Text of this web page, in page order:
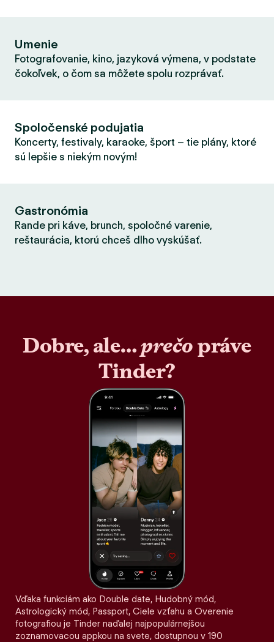
Umenie
Fotografovanie, kino, jazyková výmena, v podstate
čokoľvek, o čom sa môžete spolu rozprávať.
Spoločenské podujatia
Koncerty, festivaly, karaoke, šport – tie plány, ktoré
sú lepšie s niekým novým!
Gastronómia
Rande pri káve, brunch, spoločné varenie,
reštaurácia, ktorú chceš dlho vyskúšať.
Dobre, ale…prečopráve
Tinder?
Vďaka funkciám ako Double date, Hudobný mód,
Astrologický mód, Passport, Ciele vzťahu a Overenie
fotografiou je Tinder naďalej najpopulárnejšou
zoznamovacou appkou na svete, dostupnou v 190